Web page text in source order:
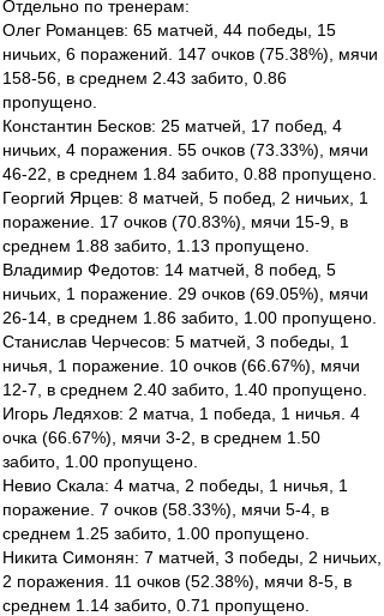
Отдельно по тренерам:
Олег Романцев: 65 матчей, 44 победы, 15
ничьих, 6 поражений. 147 очков (75.38%), мячи
158-56, в среднем 2.43 забито, 0.86
пропущено.
Константин Бесков: 25 матчей, 17 побед, 4
ничьих, 4 поражения. 55 очков (73.33%), мячи
46-22, в среднем 1.84 забито, 0.88 пропущено.
Георгий Ярцев: 8 матчей, 5 побед, 2 ничьих, 1
поражение. 17 очков (70.83%), мячи 15-9, в
среднем 1.88 забито, 1.13 пропущено.
Владимир Федотов: 14 матчей, 8 побед, 5
ничьих, 1 поражение. 29 очков (69.05%), мячи
26-14, в среднем 1.86 забито, 1.00 пропущено.
Станислав Черчесов: 5 матчей, 3 победы, 1
ничья, 1 поражение. 10 очков (66.67%), мячи
12-7, в среднем 2.40 забито, 1.40 пропущено.
Игорь Ледяхов: 2 матча, 1 победа, 1 ничья. 4
очка (66.67%), мячи 3-2, в среднем 1.50
забито, 1.00 пропущено.
Невио Скала: 4 матча, 2 победы, 1 ничья, 1
поражение. 7 очков (58.33%), мячи 5-4, в
среднем 1.25 забито, 1.00 пропущено.
Никита Симонян: 7 матчей, 3 победы, 2 ничьих,
2 поражения. 11 очков (52.38%), мячи 8-5, в
среднем 1.14 забито, 0.71 пропущено.